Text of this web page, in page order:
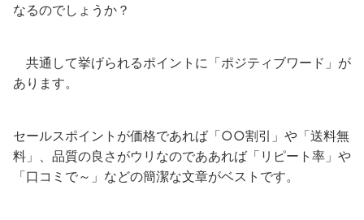
なるのでしょうか？
共通して挙げられるポイントに「ポジティブワード」が
あります。
セールスポイントが価格であれば「○○割引」や「送料無
料」、品質の良さがウリなのでああれば「リピート率」や
「口コミで～」などの簡潔な文章がベストです。